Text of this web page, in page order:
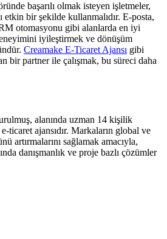
başarılı olmak isteyen işletmeler,
etkin bir şekilde kullanmalıdır. E-posta,
otomasyonu gibi alanlarda en iyi
iyileştirmek ve dönüşüm
Creamake E-Ticaret Ajansı gibi
bir partner ile çalışmak, bu süreci daha
alanında uzman 14 kişilik
ticaret ajansıdır. Markaların global ve
artırmalarını sağlamak amacıyla,
danışmanlık ve proje bazlı çözümler